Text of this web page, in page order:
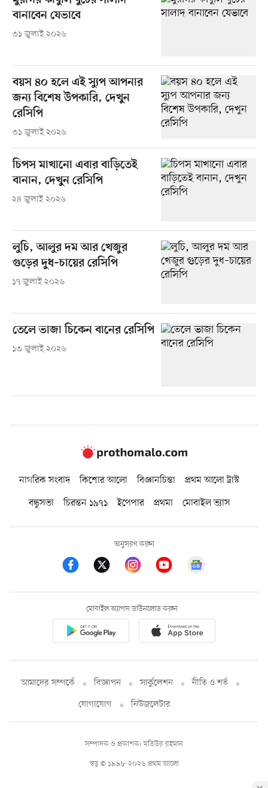
বানাবেন যেভাবে
৩১ জুলাই ২০২৬
বয়স ৪০ হলে এই স্যুপ আপনার
জন্য বিশেষ উপকারি, দেখুন
রেসিপি
৩১ জুলাই ২০২৬
চিপস মাখানো এবার বাড়িতেই
বানান, দেখুন রেসিপি
২৪ জুলাই ২০২৬
লুচি, আলুর দম আর খেজুর
গুড়ের দুধ–চায়ের রেসিপি
১৭ জুলাই ২০২৬
তেলে ভাজা চিকেন বানের রেসিপি
১৩ জুলাই ২০২৬
নাগরিক সংবাদ কিশোর আলো বিজ্ঞানচিন্তা
প্রথম আলো ট্রাস্ট
বন্ধুসভা
চিরন্তন ১৯৭১ ইপেপার প্রথমা মোবাইল ভ্যাস
অনুসরণ করুন
মোবাইল অ্যাপস ডাউনলোড করুন
আমাদের সম্পর্কে বিজ্ঞাপন সার্কুলেশন
নীতি ও শর্ত
যোগাযোগ
নিউজলেটার
স্বত্ব © ১৯৯৮-২০২৬ প্রথম আলো
সম্পাদক ও প্রকাশক: মতিউর রহমান